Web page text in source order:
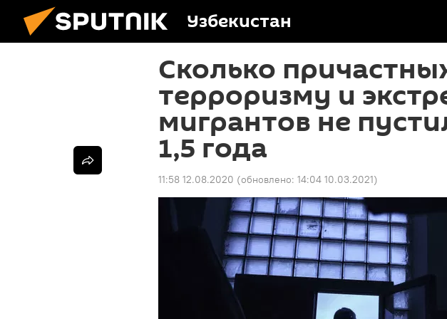
Узбекистан
Сколько
терроризму и
мигрантов не
1,5 года
11:58 12.08.2020 (обновлено: 14:04 10.03.2021)